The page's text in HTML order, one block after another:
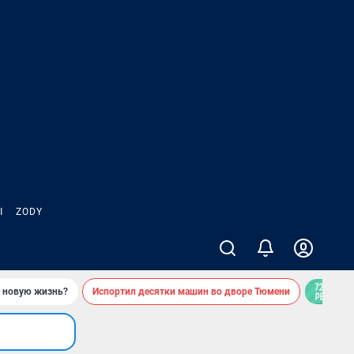
ZODY
новую жизнь? Испортил десятки машин во дворе Тюмени